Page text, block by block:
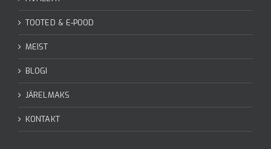
TOOTED & E-POOD
MEIST
BLOGI
JÄRELMAKS
KONTAKT